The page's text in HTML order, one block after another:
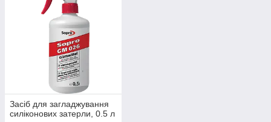
Засіб для загладжування
силіконових затерли, 0.5 л